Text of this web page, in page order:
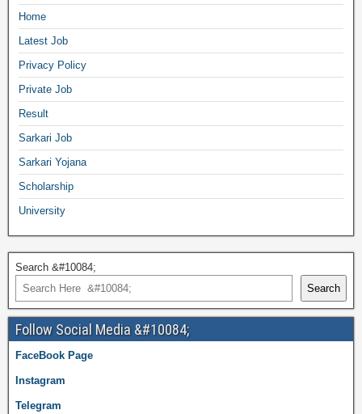
Home
Latest Job
Privacy Policy
Private Job
Result
Sarkari Job
Sarkari Yojana
Scholarship
University
Search &#10084;
Search
Follow Social Media &#10084;
FaceBook Page
Instagram
Telegram